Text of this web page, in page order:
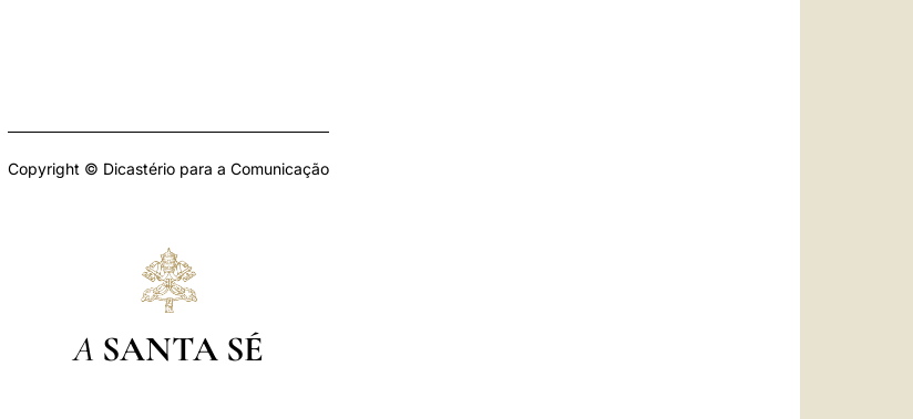
Copyright © Dicastério para a Comunicação
A SANTA SÉ